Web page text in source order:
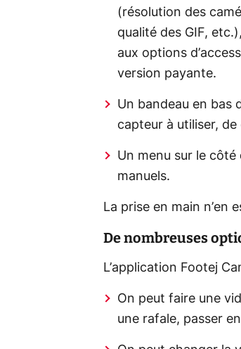
(résolution des
qualité des GIF,
aux options
version payante.
Un bandeau en bas
capteur à utiliser,
Un menu sur le
manuels.
La prise en main n’en
De nombreuses
L’application Footej
On peut faire une
une rafale, passer